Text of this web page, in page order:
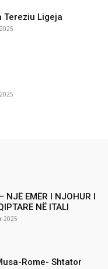
Tereziu Ligeja
NJË EMËR I NJOHUR I
NË ITALI
2025
Rome- Shtator